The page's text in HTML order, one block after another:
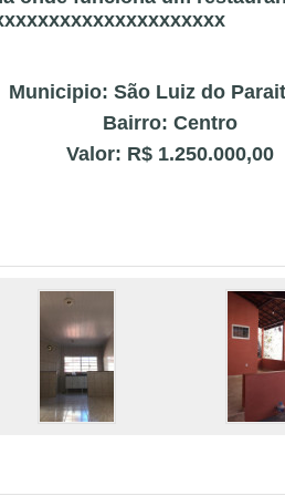
Municipio: São Luiz do
Bairro: Centro
Valor: R$ 1.250.000,00